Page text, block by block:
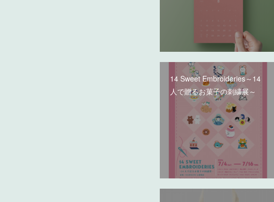
14 Sweet Embroideries～14
人で贈るお菓子の刺繍展～